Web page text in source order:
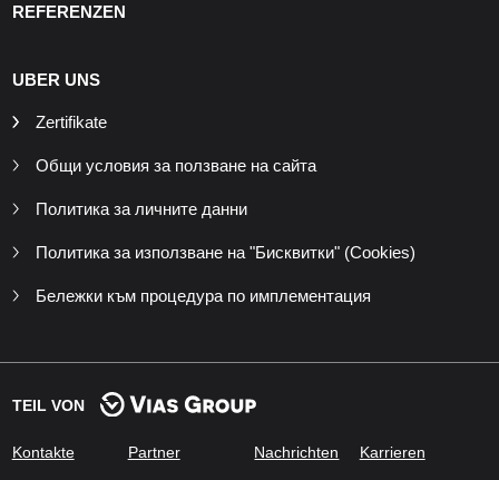
REFERENZEN
UBER UNS
Zertifikate
Общи условия за ползване на сайта
Политика за личните данни
Политика за използване на "Бисквитки" (Cookies)
Бележки към процедура по имплементация
TEIL VON
Kontakte Partner Nachrichten Karrieren